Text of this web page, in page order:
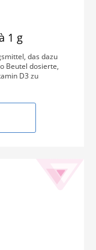
1 g
das dazu
Beutel dosierte,
D3 zu